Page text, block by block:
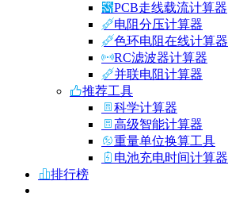
PCB走线载流计算器
电阻分压计算器
色环电阻在线计算器
RC滤波器计算器
并联电阻计算器
推荐工具
科学计算器
高级智能计算器
重量单位换算工具
电池充电时间计算器
排行榜